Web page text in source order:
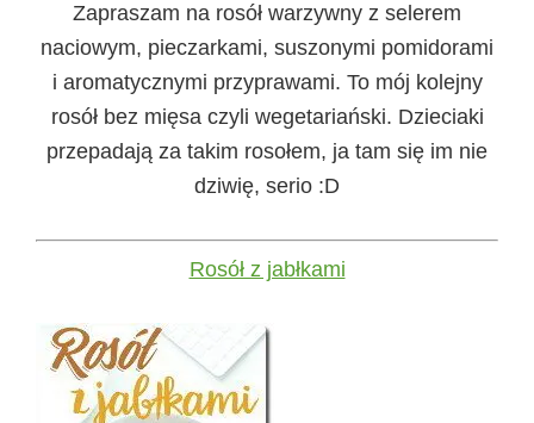
Zapraszam na rosół warzywny z selerem
naciowym, pieczarkami, suszonymi pomidorami
i aromatycznymi przyprawami. To mój kolejny
rosół bez mięsa czyli wegetariański. Dzieciaki
przepadają za takim rosołem, ja tam się im nie
dziwię, serio :D
Rosół z jabłkami